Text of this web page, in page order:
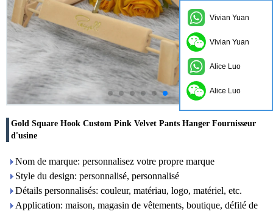
Gold Square Hook Custom Pink Velvet Pants Hanger Fournisseur
d'usine
Nom de marque: personnalisez votre propre marque
Style du design: personnalisé, personnalisé
Détails personnalisés: couleur, matériau, logo, matériel, etc.
Application: maison, magasin de vêtements, boutique, défilé de
Vivian Yuan
Vivian Yuan
Alice Luo
Alice Luo